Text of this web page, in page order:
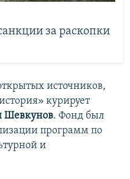
за раскопки
источников,
курирует
Шевкунов. Фонд был
программ по
и